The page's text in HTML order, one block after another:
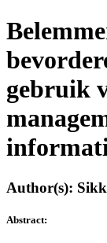
gebruik
Author(s):
Abstract: